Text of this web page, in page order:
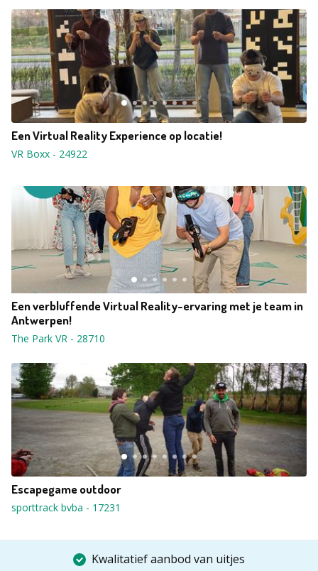
Een Virtual Reality Experience op locatie!
VR Boxx - 24922
Een verbluffende Virtual Reality-ervaring met je team in
Antwerpen!
The Park VR - 28710
Escapegame outdoor
sporttrack bvba - 17231
Kwalitatief aanbod van uitjes